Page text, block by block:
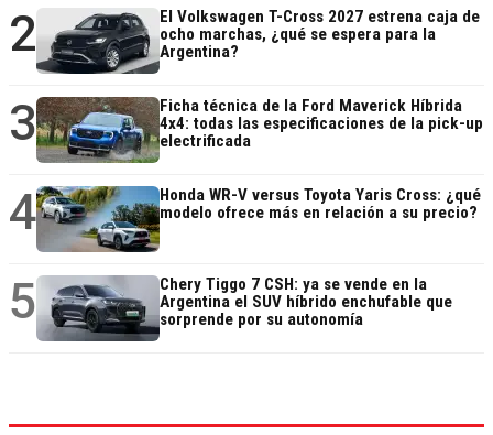
2
El Volkswagen T-Cross 2027 estrena caja de
ocho marchas, ¿qué se espera para la
Argentina?
3
Ficha técnica de la Ford Maverick Híbrida
4x4: todas las especificaciones de la pick-up
electrificada
4
Honda WR-V versus Toyota Yaris Cross: ¿qué
modelo ofrece más en relación a su precio?
5
Chery Tiggo 7 CSH: ya se vende en la
Argentina el SUV híbrido enchufable que
sorprende por su autonomía